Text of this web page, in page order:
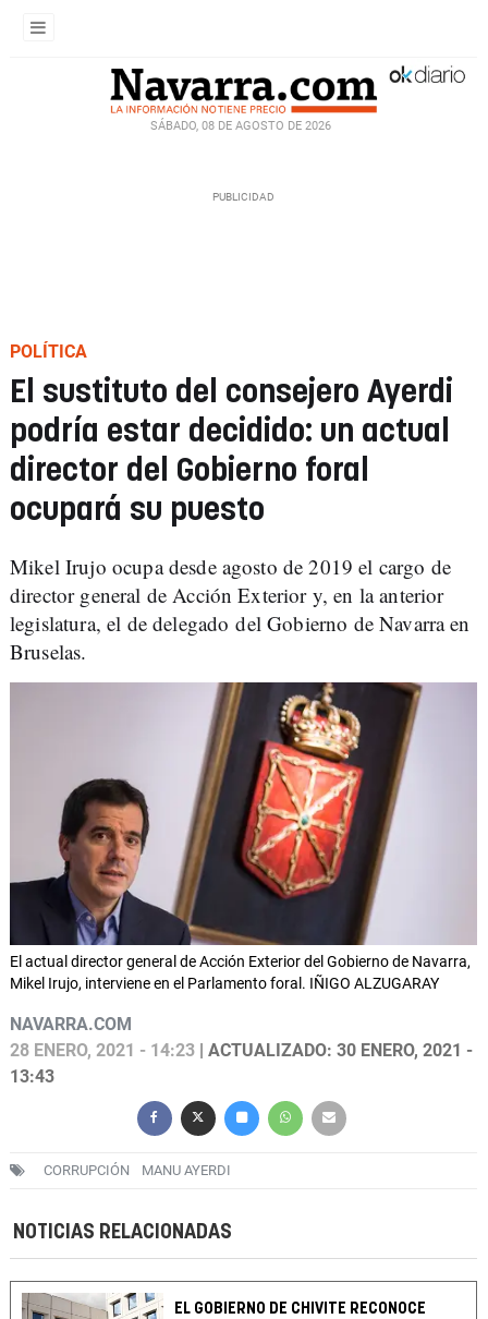
SÁBADO, 08 DE AGOSTO DE 2026
POLÍTICA
El sustituto del consejero Ayerdi
podría estar decidido: un actual
director del Gobierno foral
ocupará su puesto
Mikel Irujo ocupa desde agosto de 2019 el cargo de
director general de Acción Exterior y, en la anterior
legislatura, el de delegado del Gobierno de Navarra en
Bruselas.
El actual director general de Acción Exterior del Gobierno de Navarra,
Mikel Irujo, interviene en el Parlamento foral. IÑIGO ALZUGARAY
NAVARRA.COM
28 ENERO, 2021 - 14:23 | ACTUALIZADO: 30 ENERO, 2021 -
13:43
CORRUPCIÓN MANU AYERDI
NOTICIAS RELACIONADAS
EL GOBIERNO DE CHIVITE RECONOCE